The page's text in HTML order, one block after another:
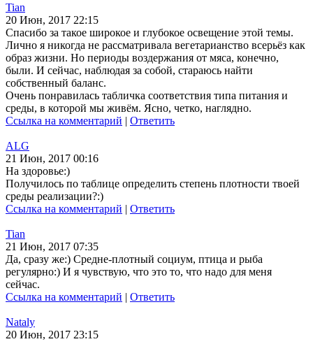
Tian
20 Июн, 2017 22:15
Спасибо за такое широкое и глубокое освещение этой темы.
Лично я никогда не рассматривала вегетарианство всерьёз как
образ жизни. Но периоды воздержания от мяса, конечно,
были. И сейчас, наблюдая за собой, стараюсь найти
собственный баланс.
Очень понравилась табличка соответствия типа питания и
среды, в которой мы живём. Ясно, четко, наглядно.
Ссылка на комментарий | Ответить
ALG
21 Июн, 2017 00:16
На здоровье:)
Получилось по таблице определить степень плотности твоей
среды реализации?:)
Ссылка на комментарий | Ответить
Tian
21 Июн, 2017 07:35
Да, сразу же:) Средне-плотный социум, птица и рыба
регулярно:) И я чувствую, что это то, что надо для меня
сейчас.
Ссылка на комментарий | Ответить
Nataly
20 Июн, 2017 23:15